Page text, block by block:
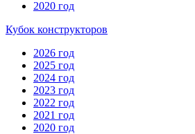
2020 год
Кубок конструкторов
2026 год
2025 год
2024 год
2023 год
2022 год
2021 год
2020 год